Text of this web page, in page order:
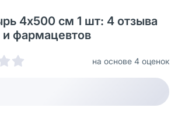
4х500 см 1 шт: 4 отзыва
и фармацевтов
на основе 4 оценок